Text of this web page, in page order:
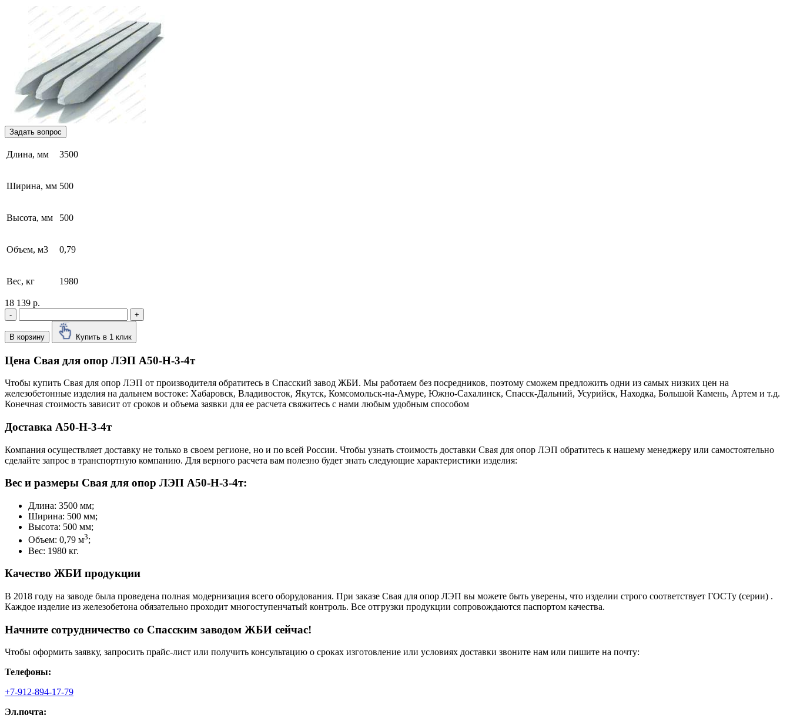
Задать вопрос
Длина, мм 3500
Ширина, мм 500
Высота, мм 500
Объем, м3 0,79
Вес, кг 1980
18 139 р.
- +
В корзину Купить в 1 клик
Цена Свая для опор ЛЭП А50-Н-3-4т
Чтобы купить Свая для опор ЛЭП от производителя обратитесь в Cпасский завод ЖБИ. Мы работаем без посредников, поэтому сможем предложить одни из самых низких цен на
железобетонные изделия на дальнем востоке: Хабаровск, Владивосток, Якутск, Комсомольск-на-Амуре, Южно-Сахалинск, Спасск-Дальний, Усурийск, Находка, Большой Камень, Артем и т.д.
Конечная стоимость зависит от сроков и объема заявки для ее расчета свяжитесь с нами любым удобным способом
Доставка А50-Н-3-4т
Компания осуществляет доставку не только в своем регионе, но и по всей России. Чтобы узнать стоимость доставки Свая для опор ЛЭП обратитесь к нашему менеджеру или самостоятельно
сделайте запрос в транспортную компанию. Для верного расчета вам полезно будет знать следующие характеристики изделия:
Вес и размеры Свая для опор ЛЭП А50-Н-3-4т:
Длина: 3500 мм;
Ширина: 500 мм;
Высота: 500 мм;
Объем: 0,79 м3;
Вес: 1980 кг.
Качество ЖБИ продукции
В 2018 году на заводе была проведена полная модернизация всего оборудования. При заказе Свая для опор ЛЭП вы можете быть уверены, что изделии строго соответствует ГОСТу (серии) .
Каждое изделие из железобетона обязательно проходит многоступенчатый контроль. Все отгрузки продукции сопровождаются паспортом качества.
Начните сотрудничество со Cпасским заводом ЖБИ сейчас!
Чтобы оформить заявку, запросить прайс-лист или получить консультацию о сроках изготовление или условиях доставки звоните нам или пишите на почту:
Телефоны:
+7-912-894-17-79
Эл.почта: